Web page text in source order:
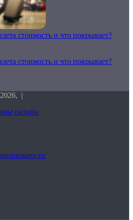
стоимость и что покрывает?
стоимость и что покрывает?
|
онлайн